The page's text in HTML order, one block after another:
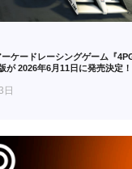
ケードレーシングゲーム『
が 2026年6月11日に発売決定！
日